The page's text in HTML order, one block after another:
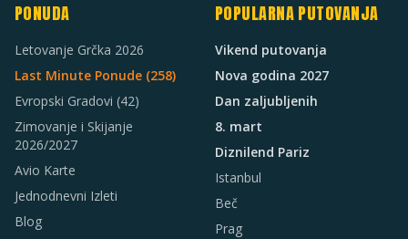
PONUDA
Letovanje Grčka 2026
Last Minute Ponude (258)
Evropski Gradovi (42)
Zimovanje i Skijanje
2026/2027
Avio Karte
Jednodnevni Izleti
Blog
POPULARNA PUTOVANJA
Vikend putovanja
Nova godina 2027
Dan zaljubljenih
8. mart
Diznilend Pariz
Istanbul
Beč
Prag